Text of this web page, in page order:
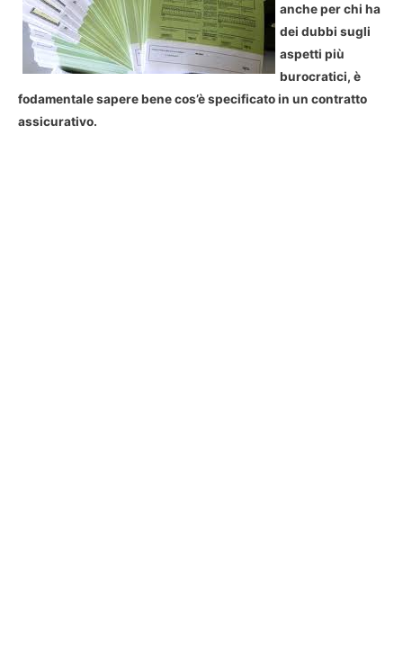
anche per chi ha
dei dubbi sugli
aspetti più
burocratici, è
fodamentale sapere bene cos’è specificato in un contratto
assicurativo.